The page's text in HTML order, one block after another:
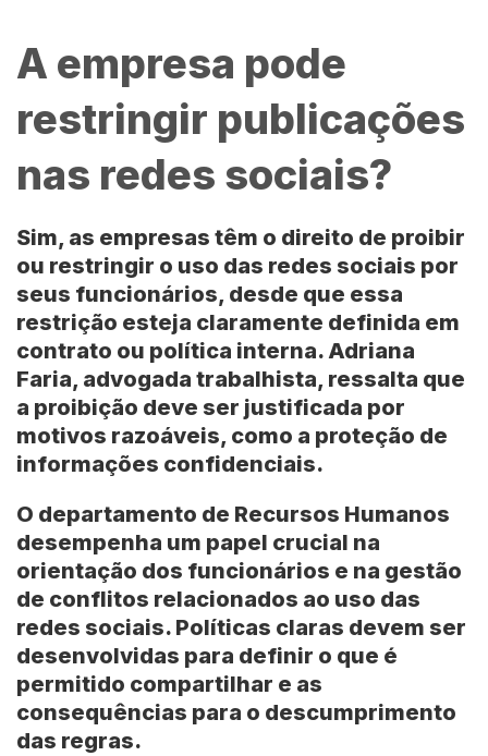
A empresa pode
restringir publicações
nas redes sociais?
Sim, as empresas têm o direito de proibir
ou restringir o uso das redes sociais por
seus funcionários, desde que essa
restrição esteja claramente definida em
contrato ou política interna.Adriana
Faria, advogada trabalhista, ressalta que
a proibição deve ser justificada por
motivos razoáveis, como a proteção de
informações confidenciais.
O departamento de Recursos Humanos
desempenha um papel crucial na
orientação dos funcionários e na gestão
de conflitos relacionados ao uso das
redes sociais. Políticas claras devem ser
desenvolvidas para definir o que é
permitido compartilhar e as
consequências para o descumprimento
das regras.